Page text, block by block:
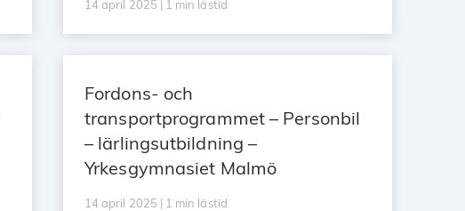
14 april 2025 | 1 min lästid
Fordons- och
transportprogrammet – Personbil
– lärlingsutbildning –
Yrkesgymnasiet Malmö
14 april 2025 | 1 min lästid